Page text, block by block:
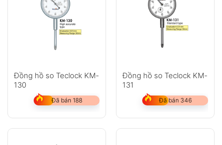
Đồng hồ so Teclock KM-
130
Đã bán 188
Đồng hồ so Teclock KM-
131
Đã bán 346